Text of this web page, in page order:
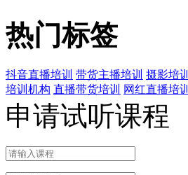
热门标签
抖音直播培训 带货主播培训 摄影培
培训机构 直播带货培训 网红直播培训
申请试听课程